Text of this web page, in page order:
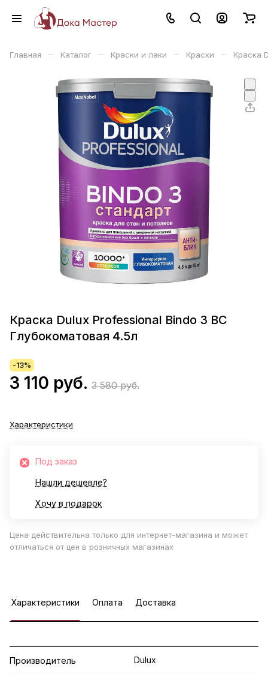
Главная – Каталог – Краски и лаки – Краски – Краска
Краска Dulux Professional Bindo 3 BC
Глубокоматовая 4.5л
-13%
3 110 руб. 3 580 руб.
Характеристики
Под заказ
Нашли дешевле?
Хочу в подарок
Цена действительна только для интернет-магазина и может
отличаться от цен в розничных магазинах
Характеристики Оплата Доставка
Производитель Dulux